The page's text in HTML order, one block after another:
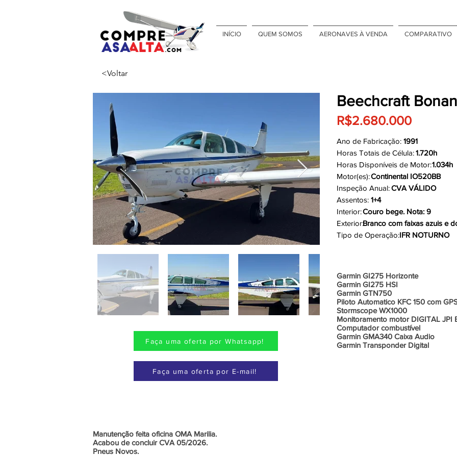
INÍCIO QUEM SOMOS AERONAVES À VENDA COMPARATIVO
<Voltar
Faça uma oferta por Whatsapp!
Beechcraft
R$2.680.000
Ano de Fabricação: 1991
Horas Totais de Célula:1.720h
Horas Disponíveis de Motor:1.034h
Motor(es):Continental IO520BB
Inspeção Anual:CVA VÁLIDO
Assentos: 1+4
Interior:Couro bege. Nota: 9
Exterior:Branco com faixas azuis e
Tipo de Operação:IFR NOTURNO
Garmin GI275 Horizonte
Garmin GI275 HSI
Garmin GTN750
Piloto Automatico KFC 150 com
Stormscope WX1000
Monitoramento motor DIGITAL JPI
Computador combustível
Garmin GMA340 Caixa Audio
Garmin Transponder Digital
Faça uma oferta por E-mail!
Manutenção feita oficina OMA Marilia.
Acabou de concluir CVA 05/2026.
Pneus Novos.